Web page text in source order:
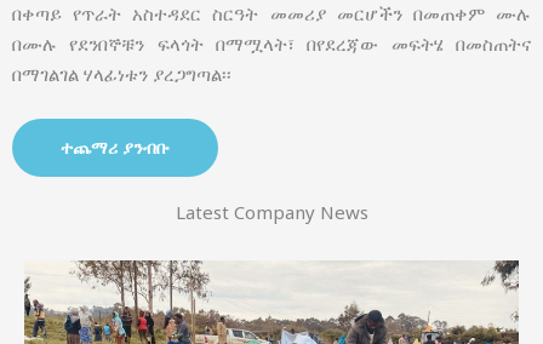
በቀጣይ የጥራት አስተዳደር ስርዓት መመሪያ መርሆችን በመጠቀም ሙሉ
በሙሉ የደንበኞቹን ፍላጎት በማሟላት፣ በየደረጃው መፍትሄ በመስጠትና
በማገልገል ሃላፊነቱን ያረጋግጣል፡፡
ተጨማሪ ያንብቡ
Latest Company News